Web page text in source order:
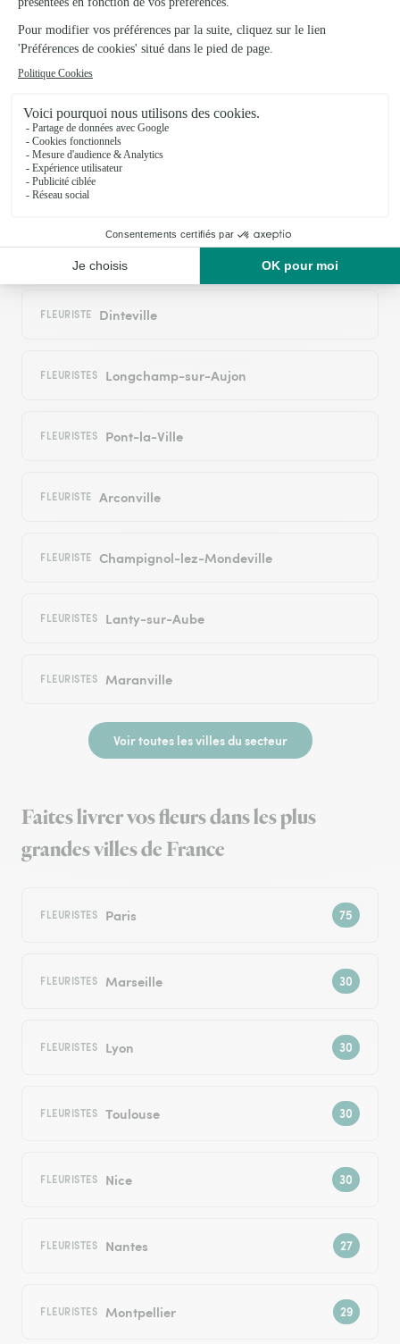
FLEURISTES Juvancourt
FLEURISTE
FLEURISTE Ville-sous-la-Ferté
FLEURISTES
Cirfontaines-en-Azois
FLEURISTE Dinteville
FLEURISTES Longchamp-sur-Aujon
FLEURISTES Pont-la-Ville
FLEURISTE Arconville
FLEURISTE Champignol-lez-Mondeville
FLEURISTES Lanty-sur-Aube
FLEURISTES Maranville
Voir toutes les villes du secteur
Faites livrer vos fleurs dans les plus
grandes villes de France
FLEURISTES Paris
FLEURISTES Marseille
FLEURISTES Lyon
FLEURISTES Toulouse
FLEURISTES Nice
FLEURISTES Nantes
FLEURISTES Montpellier